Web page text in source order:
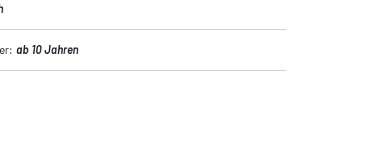
ab 10 Jahren